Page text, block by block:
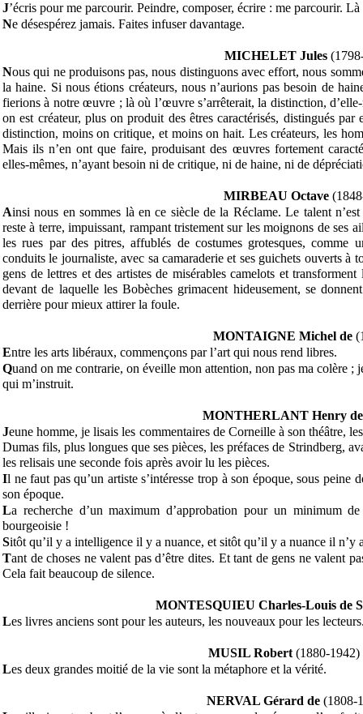
J’écris pour me parcourir. Peindre, composer, écrire : me parcourir. Là
Ne désespérez jamais. Faites infuser davantage.
MICHELET Jules
Nous qui ne produisons pas, nous distinguons avec effort, nous
la haine. Si nous étions créateurs, nous n’aurions pas besoin de
fierions à notre œuvre ; là où l’œuvre s’arrêterait, la distinction,
on est créateur, plus on produit des êtres caractérisés, distingués
distinction, moins on critique, et moins on hait. Les créateurs, les
Mais ils n’en ont que faire, produisant des œuvres fortement
elles-mêmes, n’ayant besoin ni de critique, ni de haine, ni de
MIRBEAU Octave
Ainsi nous en sommes là en ce siècle de la Réclame. Le talent
reste à terre, impuissant, rampant tristement sur les moignons de ses
les rues par des pitres, affublés de costumes grotesques, comme
conduits le journaliste, avec sa camaraderie et ses guichets ouverts à
gens de lettres et des artistes de misérables camelots et
devant de laquelle les Bobèches grimacent hideusement, se
derrière pour mieux attirer la foule.
MONTAIGNE Michel de
Entre les arts libéraux, commençons par l’art qui nous rend libres.
Quand on me contrarie, on éveille mon attention, non pas ma colère ;
qui m’instruit.
MONTHERLANT Henry de
Jeune homme, je lisais les commentaires de Corneille à son théâtre,
Dumas fils, plus longues que ses pièces, les préfaces de Strindberg,
les relisais une seconde fois après avoir lu les pièces.
Il ne faut pas qu’un artiste s’intéresse trop à son époque, sous peine
son époque.
La recherche d’un maximum d’approbation pour un minimum
bourgeoisie !
Sitôt qu’il y a intelligence il y a nuance, et sitôt qu’il y a nuance il n’y
Tant de choses ne valent pas d’être dites. Et tant de gens ne valent
Cela fait beaucoup de silence.
MONTESQUIEU Charles-Louis de
Les livres anciens sont pour les auteurs, les nouveaux pour les
MUSIL Robert(1880-1942)
Les deux grandes moitié de la vie sont la métaphore et la vérité.
NERVAL Gérard de (1808-